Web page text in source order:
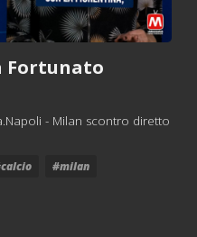
Fortunato
- Milan scontro diretto
#milan